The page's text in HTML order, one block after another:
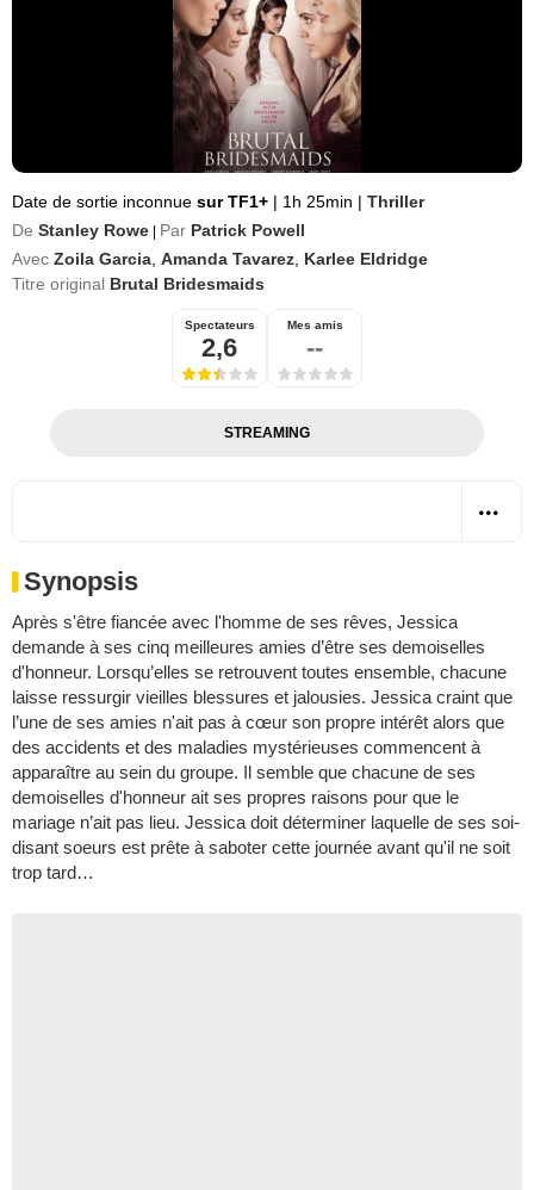
Date de sortie inconnue sur TF1+ | 1h 25min | Thriller
De Stanley Rowe Par Patrick Powell
Avec Zoila Garcia Amanda Tavarez Karlee Eldridge
Titre original Brutal Bridesmaids
Spectateurs
2,6
Mes amis
--
STREAMING
Synopsis
Après s'être fiancée avec l'homme de ses rêves, Jessica
demande à ses cinq meilleures amies d’être ses demoiselles
d'honneur. Lorsqu’elles se retrouvent toutes ensemble, chacune
laisse ressurgir vieilles blessures et jalousies. Jessica craint que
l’une de ses amies n'ait pas à cœur son propre intérêt alors que
des accidents et des maladies mystérieuses commencent à
apparaître au sein du groupe. Il semble que chacune de ses
demoiselles d'honneur ait ses propres raisons pour que le
mariage n’ait pas lieu. Jessica doit déterminer laquelle de ses soi-
disant soeurs est prête à saboter cette journée avant qu'il ne soit
trop tard…